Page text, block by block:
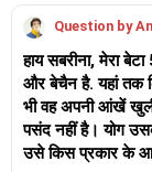
certification
She has
across the
Question by
हाय सबरीना, मेरा
और बेचैन है. यहां तक
भी वह अपनी आंखें
पसंद नहीं है। योग
उसे किस प्रकार के